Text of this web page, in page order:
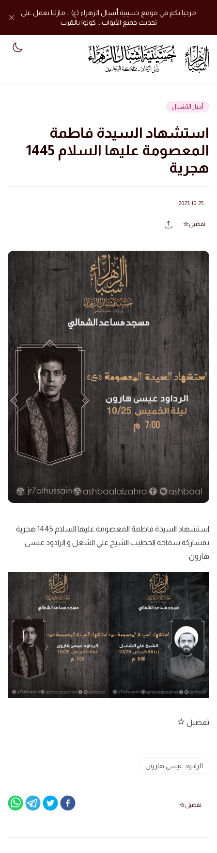
مرحبا بكم في موقع حسينية أشبال الزهراء (ع) .. مازلنا نعمل على
تحديث جميع الأبواب .. كونوا بالقرب
أخبار الأشبال
استشهاد السيدة فاطمة
المعصومة عليها السلام 1445
هجرية
2023-10-25
تفضيل
استشهاد السيدة فاطمة المعصومة عليها السلام 1445 هجرية
بمشاركة سماحة الخطيب الشيخ علي الشغل و الرادود عيسى
هارون
تفضيل
الرادود عيسى هارون
تفضيل